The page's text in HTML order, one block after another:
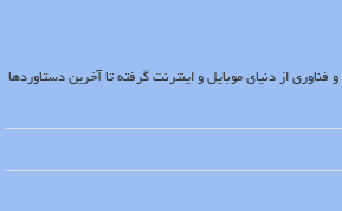
از دنیای موبایل و اینترنت گرفته تا آخرین دستاوردها